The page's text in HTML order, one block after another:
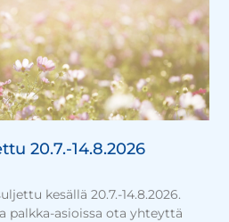
20.7.-14.8.2026
kesällä 20.7.-14.8.2026.
palkka-asioissa ota yhteyttä